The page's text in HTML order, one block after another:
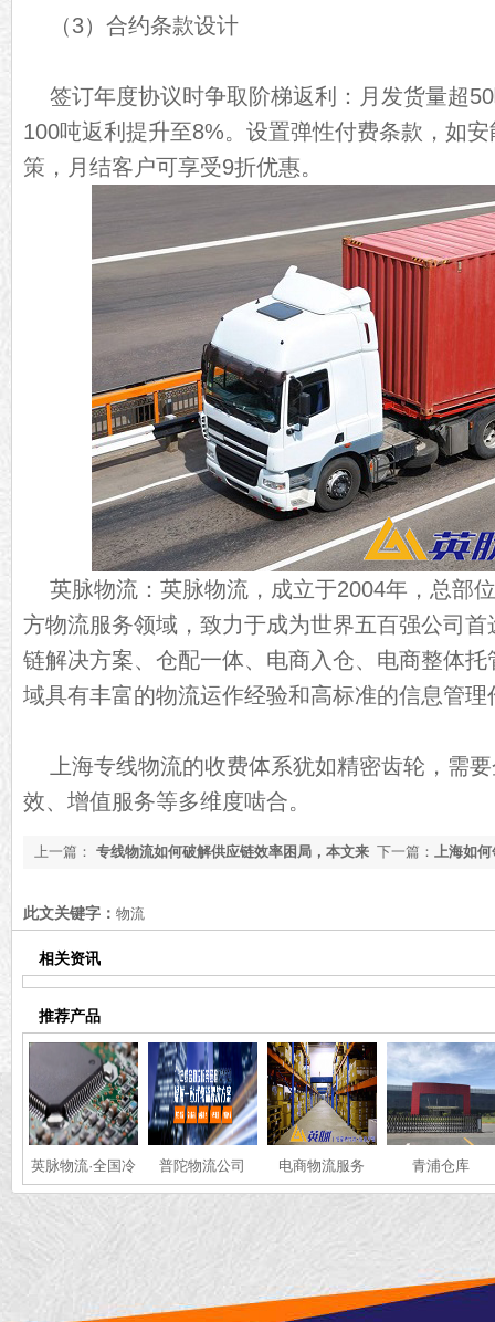
（3）合约条款设计
签订年度协议时争取阶梯返利：月发货量超
100吨返利提升至8%。设置弹性付费条款，如
策，月结客户可享受9折优惠。
英脉物流：英脉物流，成立于2004年，总部
方物流服务领域，致力于成为世界五百强公司
链解决方案、仓配一体、电商入仓、电商整体
域具有丰富的物流运作经验和高标准的信息管理
上海专线物流的收费体系犹如精密齿轮，需
效、增值服务等多维度啮合。
下一篇： 上海如
上一篇： 专线物流如何破解供应链效率困局，本文来
此文关键字： 物流
相关资讯
推荐产品
英脉物流·全国冷
链·运输服务
普陀物流公司 电商物流服务 青浦仓库